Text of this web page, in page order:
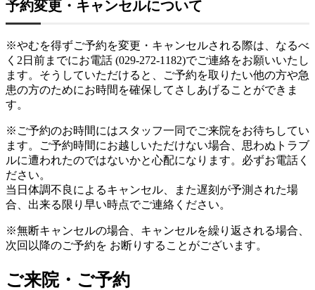
予約変更・キャンセルについて
※やむを得ずご予約を変更・キャンセルされる際は、なるべ
く2日前までにお電話 (029-272-1182)でご連絡をお願いいたし
ます。 そうしていただけると、ご予約を取りたい他の方や急
患の方のためにお時間を確保してさしあげることができま
す。
※ご予約のお時間にはスタッフ一同でご来院をお待ちしてい
ます。ご予約時間にお越しいただけない場合、思わぬトラブ
ルに遭われたのではないかと心配になります。必ずお電話く
ださい。
当日体調不良によるキャンセル、また遅刻が予測された場
合、出来る限り早い時点でご連絡ください。
※無断キャンセルの場合、キャンセルを繰り返される場合、
次回以降のご予約を お断りすることがございます。
ご来院・ご予約